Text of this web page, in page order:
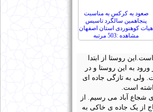
صعود به کرکس به مناسبت
پنجاهمین سالگرد تاسیس
هیات کوهنوردی استان اصفهان
مشاهده :503 مرتبه
روستا از ابتدا
به این روستا و در
ولی به تازگی جاده ای
است.
و در 35 کیلومتری کاشان به روستای شجاع آباد می رسیم. از
از یک جاده ی خاکی به